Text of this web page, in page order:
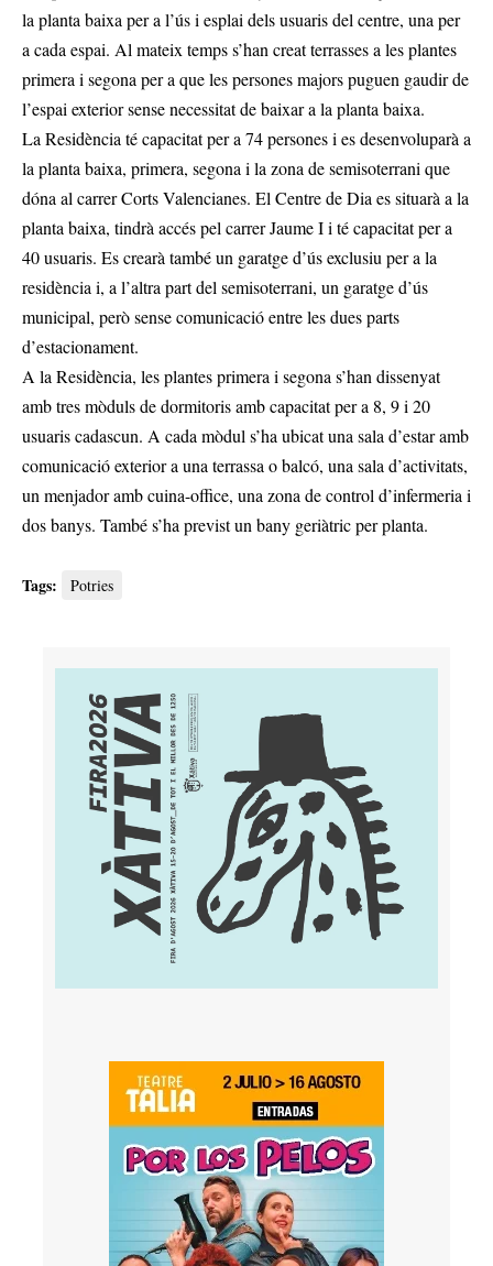
la planta baixa per a l’ús i esplai dels usuaris del centre, una per
a cada espai. Al mateix temps s’han creat terrasses a les plantes
primera i segona per a que les persones majors puguen gaudir de
l’espai exterior sense necessitat de baixar a la planta baixa.
La Residència té capacitat per a 74 persones i es desenvoluparà a
la planta baixa, primera, segona i la zona de semisoterrani que
dóna al carrer Corts Valencianes. El Centre de Dia es situarà a la
planta baixa, tindrà accés pel carrer Jaume I i té capacitat per a
40 usuaris. Es crearà també un garatge d’ús exclusiu per a la
residència i, a l’altra part del semisoterrani, un garatge d’ús
municipal, però sense comunicació entre les dues parts
d’estacionament.
A la Residència, les plantes primera i segona s’han dissenyat
amb tres mòduls de dormitoris amb capacitat per a 8, 9 i 20
usuaris cadascun. A cada mòdul s’ha ubicat una sala d’estar amb
comunicació exterior a una terrassa o balcó, una sala d’activitats,
un menjador amb cuina-office, una zona de control d’infermeria i
dos banys. També s’ha previst un bany geriàtric per planta.
Tags: Potries